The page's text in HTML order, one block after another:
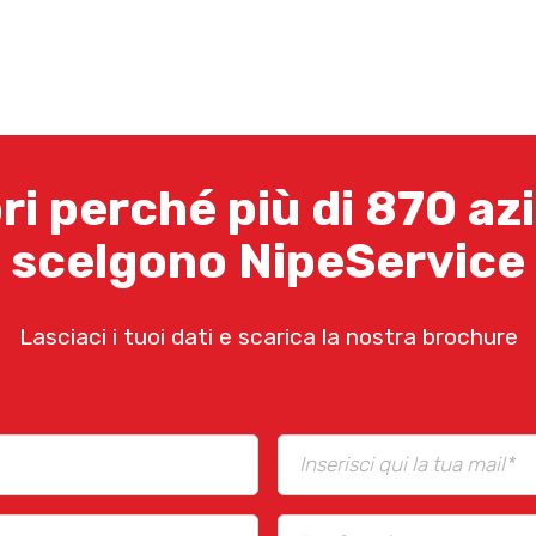
perché più di 870
scelgono NipeService
Lasciaci i tuoi dati e scarica la nostra brochure